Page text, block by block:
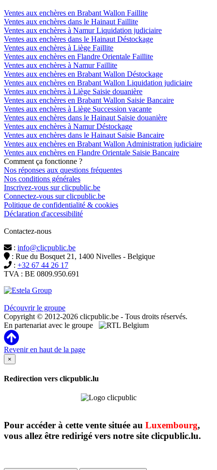
Ventes aux enchères en Brabant Wallon Faillite
Ventes aux enchères dans le Hainaut Faillite
Ventes aux enchères à Namur Liquidation judiciaire
Ventes aux enchères dans le Hainaut Déstockage
Ventes aux enchères à Liège Faillite
Ventes aux enchères en Flandre Orientale Faillite
Ventes aux enchères à Namur Faillite
Ventes aux enchères en Brabant Wallon Déstockage
Ventes aux enchères en Brabant Wallon Liquidation judiciaire
Ventes aux enchères à Liège Saisie douanière
Ventes aux enchères en Brabant Wallon Saisie Bancaire
Ventes aux enchères à Liège Succession vacante
Ventes aux enchères dans le Hainaut Saisie douanière
Ventes aux enchères à Namur Déstockage
Ventes aux enchères dans le Hainaut Saisie Bancaire
Ventes aux enchères en Brabant Wallon Administration judiciaire
Ventes aux enchères en Flandre Orientale Saisie Bancaire
Comment ça fonctionne ?
Nos réponses aux questions fréquentes
Nos conditions générales
Inscrivez-vous sur clicpublic.be
Connectez-vous sur clicpublic.be
Politique de confidentialité & cookies
Déclaration d'accessibilité
Contactez-nous
: info@clicpublic.be
: Rue du Bosquet 21, 1400 Nivelles - Belgique
: +32 67 44 26 17
TVA : BE 0809.950.691
Découvrir le groupe
Copyright © 2012-2026 clicpublic.be - Tous droits réservés.
En partenariat avec le groupe
Revenir en haut de la page
×
Redirection vers clicpublic.lu
Pour accéder à cette vente située au Luxembourg,
vous allez être redirigé vers notre site clicpublic.lu.